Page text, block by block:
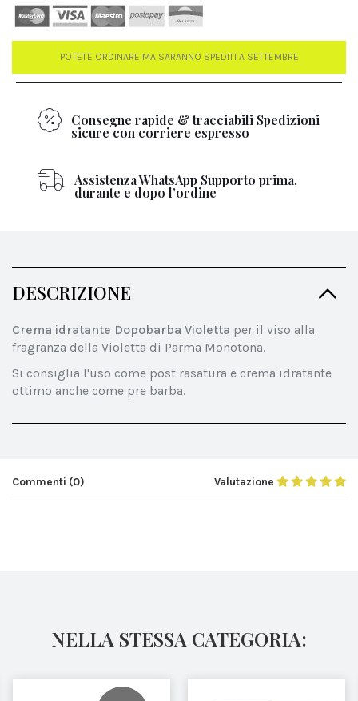
POTETE ORDINARE MA SARANNO SPEDITI A SETTEMBRE
Consegne rapide & tracciabili Spedizioni
sicure con corriere espresso
Assistenza WhatsApp Supporto prima,
durante e dopo l’ordine
DESCRIZIONE
Crema idratante Dopobarba Violetta per il viso alla
fragranza della Violetta di Parma Monotona.
Si consiglia l'uso come post rasatura e crema idratante
ottimo anche come pre barba.
Valutazione
Commenti (0)
NELLA STESSA CATEGORIA: